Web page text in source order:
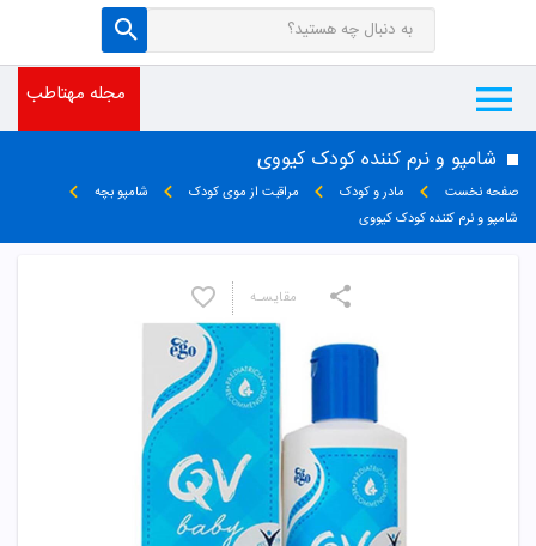
مجله مهتاطب
شامپو و نرم کننده کودک کیووی
صفحه نخست مادر و کودک مراقبت از موی کودک
شامپو بچه
شامپو و نرم کننده کودک کیووی
مقایسـه